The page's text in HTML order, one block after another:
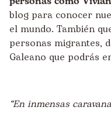
blog para conocer
el mundo. También
personas migrantes,
Galeano que podrás
“En inmensas